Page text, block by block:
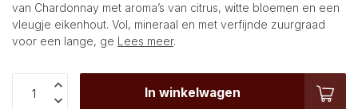
van Chardonnay met aroma’s van citrus, witte bloemen en een
vleugje eikenhout. Vol, mineraal en met verfijnde zuurgraad
voor een lange, ge Lees meer.
In winkelwagen